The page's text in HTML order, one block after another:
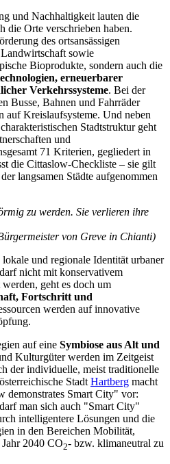
und Nachhaltigkeit lauten die
die Orte verschrieben haben.
des ortsansässigen
sowie
Bioprodukte, sondern auch die
erneuerbarer
Verkehrssysteme. Bei der
Busse, Bahnen und Fahrräder
auf Kreislaufsysteme. Und neben
Stadtstruktur geht
und
71 Kriterien, gegliedert in
die Cittaslow-Checkliste – sie gilt
langsamen Städte aufgenommen
zu werden. Sie verlieren ihre
von Greve in Chianti)
und regionale Identität urbaner
nicht mit konservativem
geht es doch um
Fortschritt und
werden auf innovative
auf eine Symbiose aus Alt und
Kulturgüter werden im Zeitgeist
der individuelle, meist traditionelle
StadtHartberg macht
demonstrates Smart City" vor:
man sich auch "Smart City"
intelligentere Lösungen und die
in den Bereichen Mobilität,
2040 CO2- bzw. klimaneutral zu